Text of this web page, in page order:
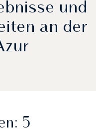
und
an der
5